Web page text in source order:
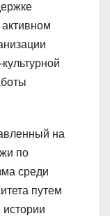
активном
на
по
среди
путем